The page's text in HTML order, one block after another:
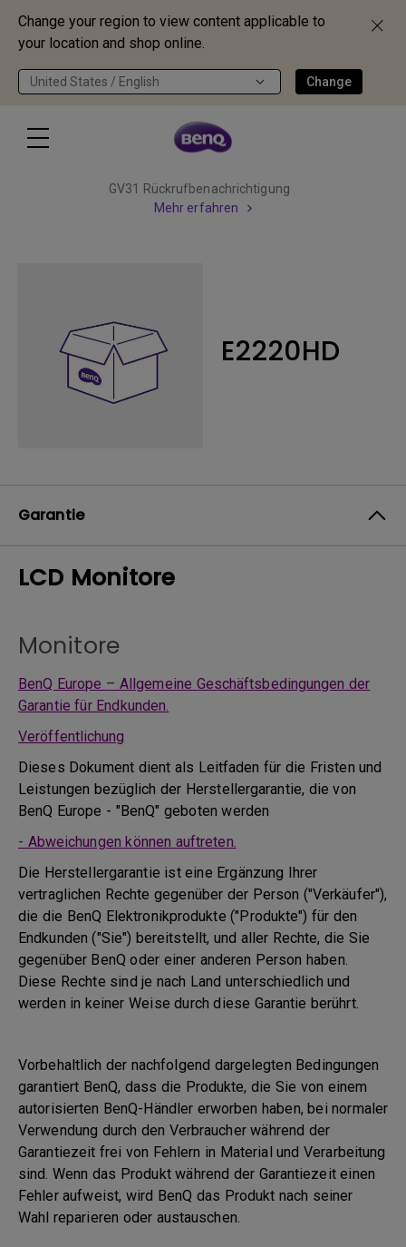
Change your region to view content applicable to
your location and shop online.
United States / English Change
GV31 Rückrufbenachrichtigung
Mehr erfahren
E2220HD
Garantie
LCD Monitore
Monitore
BenQ Europe – Allgemeine Geschäftsbedingungen der
Garantie für Endkunden.
Veröffentlichung
Dieses Dokument dient als Leitfaden für die Fristen und
Leistungen bezüglich der Herstellergarantie, die von
BenQ Europe - "BenQ" geboten werden
- Abweichungen können auftreten.
Die Herstellergarantie ist eine Ergänzung Ihrer
vertraglichen Rechte gegenüber der Person ("Verkäufer"),
die die BenQ Elektronikprodukte ("Produkte") für den
Endkunden ("Sie") bereitstellt, und aller Rechte, die Sie
gegenüber BenQ oder einer anderen Person haben.
Diese Rechte sind je nach Land unterschiedlich und
werden in keiner Weise durch diese Garantie berührt.
Vorbehaltlich der nachfolgend dargelegten Bedingungen
garantiert BenQ, dass die Produkte, die Sie von einem
autorisierten BenQ-Händler erworben haben, bei normaler
Verwendung durch den Verbraucher während der
Garantiezeit frei von Fehlern in Material und Verarbeitung
sind. Wenn das Produkt während der Garantiezeit einen
Fehler aufweist, wird BenQ das Produkt nach seiner
Wahl reparieren oder austauschen.